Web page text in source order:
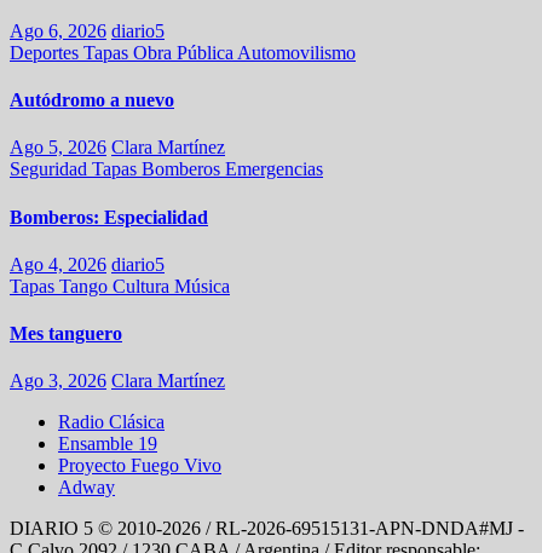
Ago 6, 2026 diario5
Deportes Tapas Obra Pública Automovilismo
Autódromo a nuevo
Ago 5, 2026 Clara Martínez
Seguridad Tapas Bomberos Emergencias
Bomberos: Especialidad
Ago 4, 2026 diario5
Tapas Tango Cultura Música
Mes tanguero
Ago 3, 2026 Clara Martínez
Radio Clásica
Ensamble 19
Proyecto Fuego Vivo
Adway
DIARIO 5 © 2010-2026 / RL-2026-69515131-APN-DNDA#MJ -